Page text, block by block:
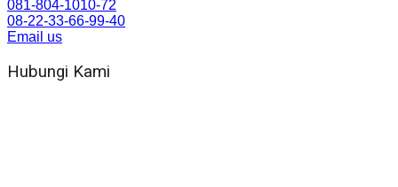
081-804-1010-72
08-22-33-66-99-40
Email us
Hubungi Kami